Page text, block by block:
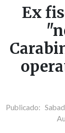
Ex
Publicado: